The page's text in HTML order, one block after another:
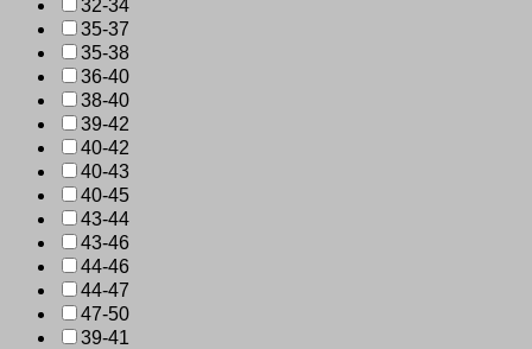
32-34
35-37
35-38
36-40
38-40
39-42
40-42
40-43
40-45
43-44
43-46
44-46
44-47
47-50
39-41